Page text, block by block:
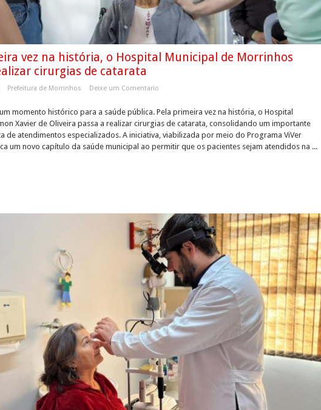
vez na história, o Hospital Municipal de Morrinhos
cirurgias de catarata
Prefeitura de Morrinhos Deixe um Comentario
momento histórico para a saúde pública. Pela primeira vez na história, o Hospital
Xavier de Oliveira passa a realizar cirurgias de catarata, consolidando um importante
de atendimentos especializados. A iniciativa, viabilizada por meio do Programa ViVer
um novo capítulo da saúde municipal ao permitir que os pacientes sejam atendidos na ...